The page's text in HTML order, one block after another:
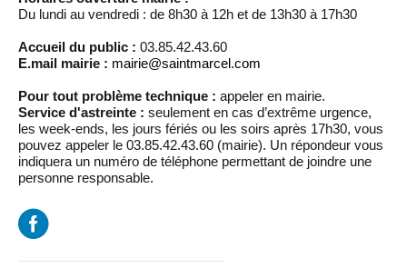
Du lundi au vendredi : de 8h30 à 12h et de 13h30 à 17h30
Accueil du public : 03.85.42.43.60
E.mail mairie : mairie@saintmarcel.com
Pour tout problème technique : appeler en mairie.
Service d'astreinte : seulement en cas d’extrême urgence,
les week-ends, les jours fériés ou les soirs après 17h30, vous
pouvez appeler le 03.85.42.43.60 (mairie). Un répondeur vous
indiquera un numéro de téléphone permettant de joindre une
personne responsable.